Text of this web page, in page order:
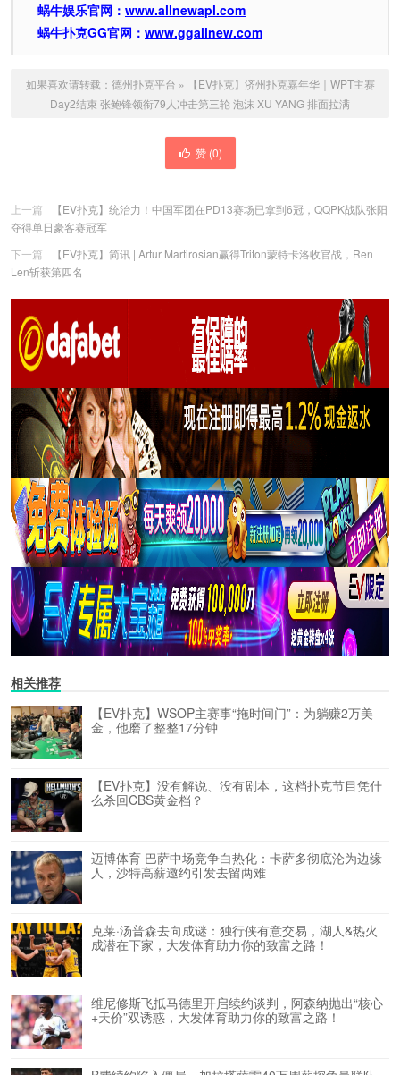
蜗牛娱乐官网： www.allnewapl.com
蜗牛扑克GG官网： www.ggallnew.com
如果喜欢请转载： 德州扑克平台 »
【EV扑克】济州扑克嘉年华｜WPT主赛
Day2结束 张鲍锋领衔79人冲击第三轮 泡沫 XU YANG 排面拉满
赞 (0)
上一篇
【EV扑克】统治力！中国军团在PD13赛场已拿到6冠，QQPK战队张阳
夺得单日豪客赛冠军
下一篇
【EV扑克】简讯 | Artur Martirosian赢得Triton蒙特卡洛收官战，Ren
Len斩获第四名
相关推荐
【EV扑克】WSOP主赛事“拖时间门”：为躺赚2万美
金，他磨了整整17分钟
【EV扑克】没有解说、没有剧本，这档扑克节目凭什
么杀回CBS黄金档？
迈博体育 巴萨中场竞争白热化：卡萨多彻底沦为边缘
人，沙特高薪邀约引发去留两难
克莱·汤普森去向成谜：独行侠有意交易，湖人&热火
成潜在下家，大发体育助力你的致富之路！
维尼修斯飞抵马德里开启续约谈判，阿森纳抛出“核心
+天价”双诱惑，大发体育助力你的致富之路！